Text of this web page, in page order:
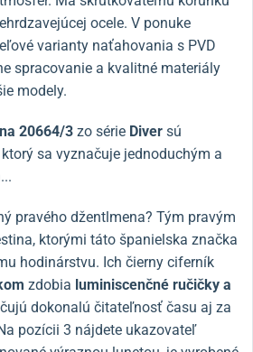
ocele. V ponuke
varianty naťahovania s PVD
spracovanie a kvalitné materiály
modely.
20664/3 zo série Diver sú
sa vyznačuje jednoduchým a
pravého džentlmena? Tým pravým
ktorými táto španielska značka
hodinárstvu. Ich čierny ciferník
zdobia luminiscenčné ručičky a
dokonalú čitateľnosť času aj za
pozícii 3 nájdete ukazovateľ